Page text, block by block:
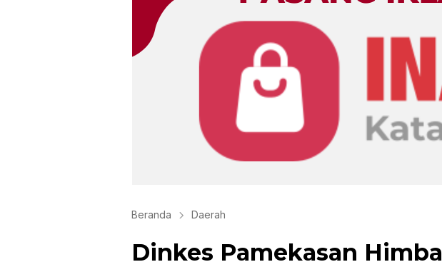
Beranda Daerah
Dinkes Pamekasan